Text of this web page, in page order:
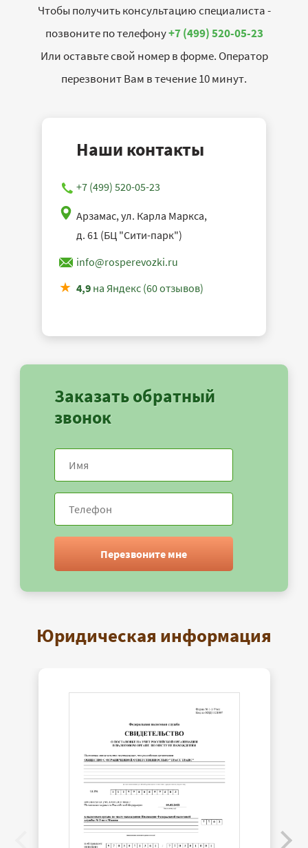
Чтобы получить консультацию специалиста -
позвоните по телефону+7 (499) 520-05-23
Или оставьте свой номер в форме. Оператор
перезвонит Вам в течение 10 минут.
Наши контакты
+7 (499) 520-05-23
Арзамас, ул. Карла Маркса,
д. 61 (БЦ "Сити-парк")
info@rosperevozki.ru
4,9 на Яндекс (60 отзывов)
Заказать обратный
звонок
Перезвоните мне
Юридическая информация